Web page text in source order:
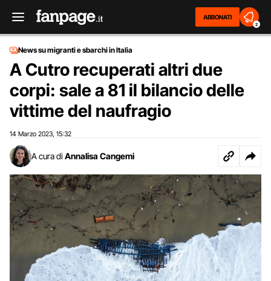
ABBONATI
2
News su migranti e sbarchi in Italia
A Cutro recuperati altri due
corpi: sale a 81 il bilancio delle
vittime del naufragio
14 Marzo 2023 15:32
A cura di Annalisa Cangemi